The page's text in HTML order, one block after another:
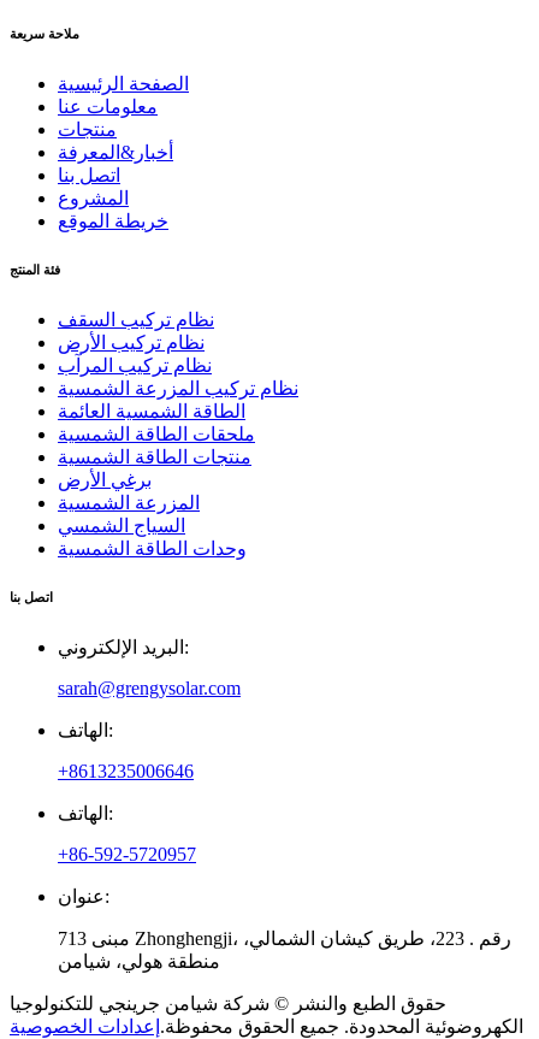
ملاحة سريعة
الصفحة الرئيسية
معلومات عنا
منتجات
أخبار&المعرفة
اتصل بنا
المشروع
خريطة الموقع
فئة المنتج
نظام تركيب السقف
نظام تركيب الأرض
نظام تركيب المرآب
نظام تركيب المزرعة الشمسية
الطاقة الشمسية العائمة
ملحقات الطاقة الشمسية
منتجات الطاقة الشمسية
برغي الأرض
المزرعة الشمسية
السياج الشمسي
وحدات الطاقة الشمسية
اتصل بنا
البريد الإلكتروني:
sarah@grengysolar.com
الهاتف:
+8613235006646
الهاتف:
+86-592-5720957
عنوان:
713 مبنى Zhonghengji، رقم . 223، طريق كيشان الشمالي،
منطقة هولي، شيامن
حقوق الطبع والنشر © شركة شيامن جرينجي للتكنولوجيا
الكهروضوئية المحدودة. جميع الحقوق محفوظة. إعدادات الخصوصية